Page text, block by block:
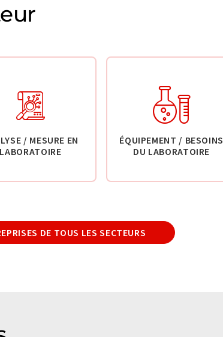
/ MESURE EN
LABORATOIRE
ÉQUIPEMENT / BESOINS
DU LABORATOIRE
DE TOUS LES SECTEURS